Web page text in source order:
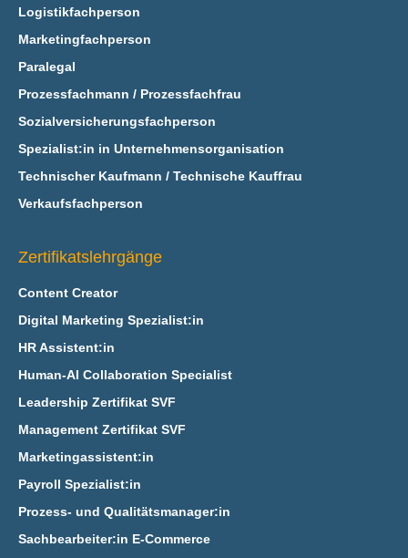
Logistikfachperson
Marketingfachperson
Paralegal
Prozessfachmann / Prozessfachfrau
Sozialversicherungsfachperson
Spezialist:in in Unternehmensorganisation
Technischer Kaufmann / Technische Kauffrau
Verkaufsfachperson
Zertifikatslehrgänge
Content Creator
Digital Marketing Spezialist:in
HR Assistent:in
Human-AI Collaboration Specialist
Leadership Zertifikat SVF
Management Zertifikat SVF
Marketingassistent:in
Payroll Spezialist:in
Prozess- und Qualitätsmanager:in
Sachbearbeiter:in E‑Commerce